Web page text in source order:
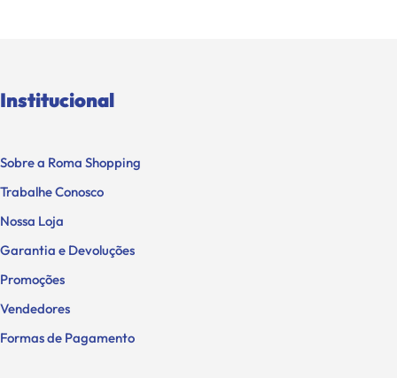
Institucional
Sobre a Roma Shopping
Trabalhe Conosco
Nossa Loja
Garantia e Devoluções
Promoções
Vendedores
Formas de Pagamento